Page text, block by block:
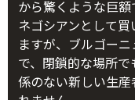
から驚くような巨額
ネゴシアンとして
ますが、ブルゴー
で、閉鎖的な場所
係のない新しい生